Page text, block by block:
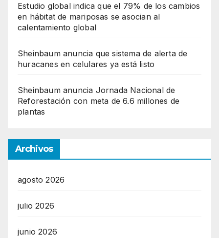
Estudio global indica que el 79% de los cambios
en hábitat de mariposas se asocian al
calentamiento global
Sheinbaum anuncia que sistema de alerta de
huracanes en celulares ya está listo
Sheinbaum anuncia Jornada Nacional de
Reforestación con meta de 6.6 millones de
plantas
Archivos
agosto 2026
julio 2026
junio 2026